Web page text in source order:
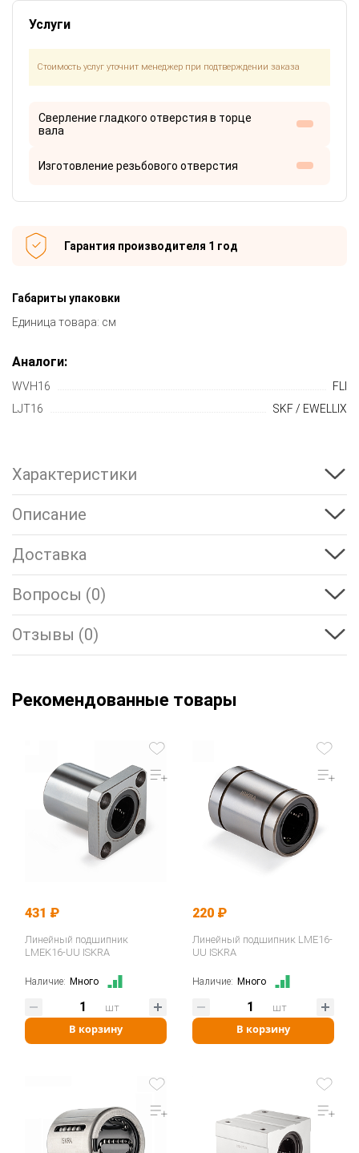
Услуги
Стоимость услуг уточнит менеджер при подтверждении заказа
Сверление гладкого отверстия в торце
вала
Изготовление резьбового отверстия
Гарантия производителя 1 год
Габариты упаковки
Единица товара: см
Аналоги:
WVH16
FLI
LJT16
SKF / EWELLIX
Характеристики
Описание
Доставка
Вопросы (0)
Отзывы (0)
Рекомендованные товары
431 ₽
Линейный подшипник
LMEK16-UU ISKRA
Наличие: Много
В корзину
шт
220 ₽
Линейный подшипник LME16-
UU ISKRA
Наличие: Много
В корзину
шт